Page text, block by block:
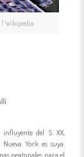
Wikipedia
del S. XX,
York es suya.
peatonales para el